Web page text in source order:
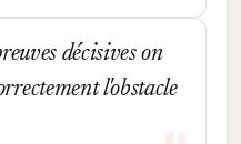
décisives on
l'obstacle